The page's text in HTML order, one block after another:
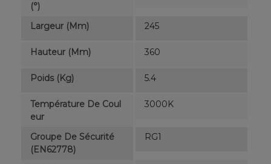
(°)
Largeur (mm) 245
Hauteur (mm) 360
Poids (kg) 5.4
Température De Coul
Eur
3000K
Groupe De Sécurité
(EN62778)
RG1